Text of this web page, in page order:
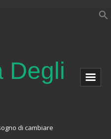
Degli
di cambiare